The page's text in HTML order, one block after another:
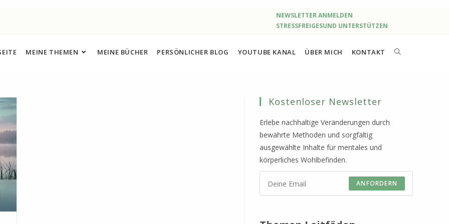
NEWSLETTER ANMELDEN
STRESSFREIGESUND UNTERSTÜTZEN
MEINE THEMEN MEINE BÜCHER PERSÖNLICHER BLOG YOUTUBE KANAL ÜBER MICH KONTAKT WEBSITE-
Kostenloser Newsletter
Erlebe nachhaltige Veränderungen durch
bewährte Methoden und sorgfältig
ausgewählte Inhalte für mentales und
körperliches Wohlbefinden.
ANFORDERN